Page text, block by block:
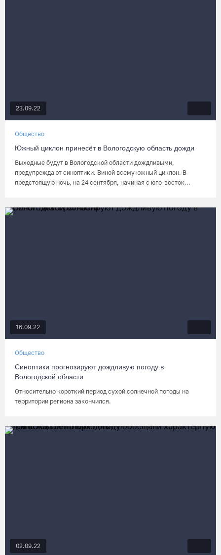
23.09.22
Общество
Южный циклон принесёт в Вологодскую область дожди
Выходные будут в Вологодской области дождливыми,
предупреждают синоптики. Виной всему южный циклон. В
предстоящую ночь, на 24 сентября, начиная с юго-восток...
16.09.22
Общество
Синоптики прогнозируют дождливую погоду в
Вологодской области
Относительно короткий период сухой солнечной погоды на
территории региона закончился.
02.09.22